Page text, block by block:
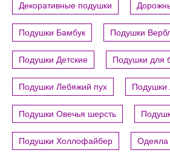
Декоративные подушки
Подушки Бамбук Подушки
Подушки Детские Подушки для
Подушки Лебяжий пух Подушки
Подушки Овечья шерсть
Подушки Холлофайбер Одеяла